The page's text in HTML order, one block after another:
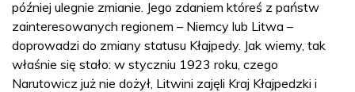
później ulegnie zmianie. Jego zdaniem któreś z państw
zainteresowanych regionem – Niemcy lub Litwa –
doprowadzi do zmiany statusu Kłajpedy. Jak wiemy, tak
właśnie się stało: w styczniu 1923 roku, czego
Narutowicz już nie dożył, Litwini zajęli Kraj Kłajpedzki i